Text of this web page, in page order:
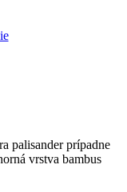
palisander prípadne
vrstva bambus